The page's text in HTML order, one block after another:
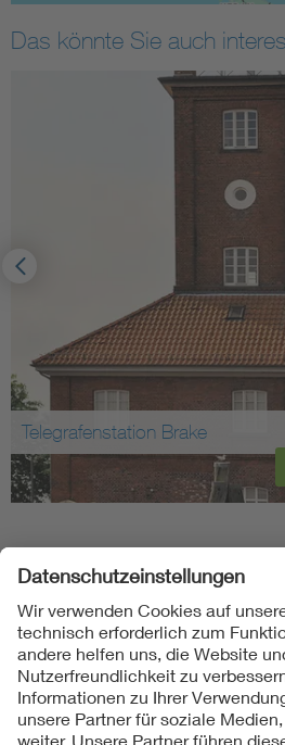
Das könnte Sie auch
Telegrafenstation Brake
Folgen Sie uns